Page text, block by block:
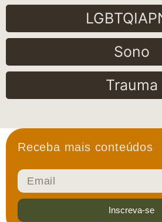
Sono
Trauma
Receba mais conteúdos
Inscreva-se